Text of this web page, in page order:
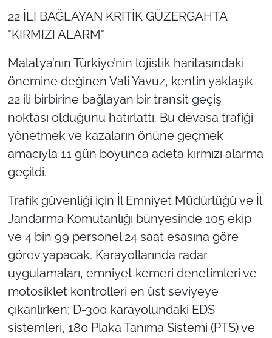
22 İLİ BAĞLAYAN KRİTİK GÜZERGAHTA
"KIRMIZI ALARM"
Malatya’nın Türkiye’nin lojistik haritasındaki
önemine değinen Vali Yavuz, kentin yaklaşık
22 ili birbirine bağlayan bir transit geçiş
noktası olduğunu hatırlattı. Bu devasa trafiği
yönetmek ve kazaların önüne geçmek
amacıyla 11 gün boyunca adeta kırmızı alarma
geçildi.
Trafik güvenliği için İl Emniyet Müdürlüğü ve İl
Jandarma Komutanlığı bünyesinde 105 ekip
ve 4 bin 99 personel 24 saat esasına göre
görev yapacak. Karayollarında radar
uygulamaları, emniyet kemeri denetimleri ve
motosiklet kontrolleri en üst seviyeye
çıkarılırken; D-300 karayolundaki EDS
sistemleri, 180 Plaka Tanıma Sistemi (PTS) ve